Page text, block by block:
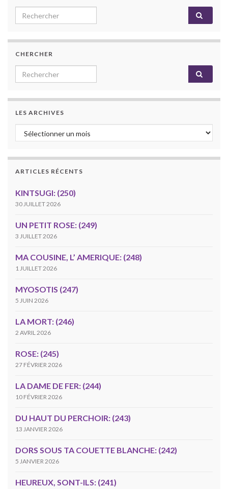
Search for:
CHERCHER
Search for:
LES ARCHIVES
Les archives
ARTICLES RÉCENTS
KINTSUGI: (250)
30 JUILLET 2026
UN PETIT ROSE: (249)
3 JUILLET 2026
MA COUSINE, L’ AMERIQUE: (248)
1 JUILLET 2026
MYOSOTIS (247)
5 JUIN 2026
LA MORT: (246)
2 AVRIL 2026
ROSE: (245)
27 FÉVRIER 2026
LA DAME DE FER: (244)
10 FÉVRIER 2026
DU HAUT DU PERCHOIR: (243)
13 JANVIER 2026
DORS SOUS TA COUETTE BLANCHE: (242)
5 JANVIER 2026
HEUREUX, SONT-ILS: (241)